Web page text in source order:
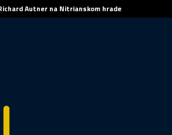
Autner na Nitrianskom hrade